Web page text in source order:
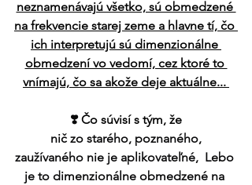
neznamenávajú všetko, sú obmedzené
na frekvencie starej zeme a hlavne tí, čo
ich interpretujú sú dimenzionálne
obmedzení vo vedomí, cez ktoré to
vnímajú, čo sa akože deje aktuálne...
❣️ Čo súvisí s tým, že
zaužívaného nie je aplikovateľné,  Lebo
je to dimenzionálne obmedzené na